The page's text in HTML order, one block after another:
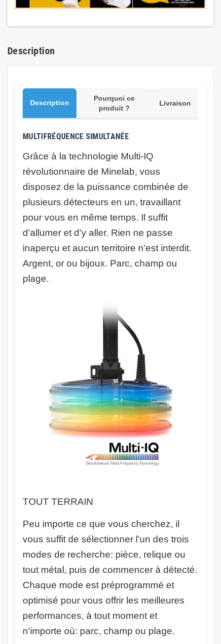
Description
Description
Pourquoi ce
produit ?
Livraison
MULTIFRÉQUENCE SIMULTANÉE
Grâce à la technologie Multi-IQ
révolutionnaire de Minelab, vous
disposez de la puissance combinée de
plusieurs détecteurs en un, travaillant
pour vous en même temps. Il suffit
d'allumer et d'y aller. Rien ne passe
inaperçu et aucun territoire n'est interdit.
Argent, or ou bijoux. Parc, champ ou
plage.
TOUT TERRAIN
Peu importe ce que vous cherchez, il
vous suffit de sélectionner l'un des trois
modes de recherche: pièce, relique ou
tout métal, puis de commencer à détecté.
Chaque mode est préprogrammé et
optimisé pour vous offrir les meilleures
performances, à tout moment et
n'importe où: parc, champ ou plage.